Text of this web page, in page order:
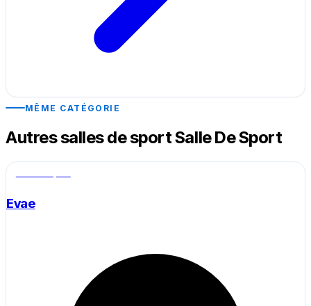
MÊME CATÉGORIE
Autres salles de sport Salle De Sport
Evae